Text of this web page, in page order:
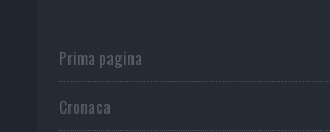
Prima pagina
Cronaca